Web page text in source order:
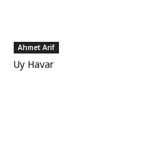
Ahmet Arif
Uy Havar